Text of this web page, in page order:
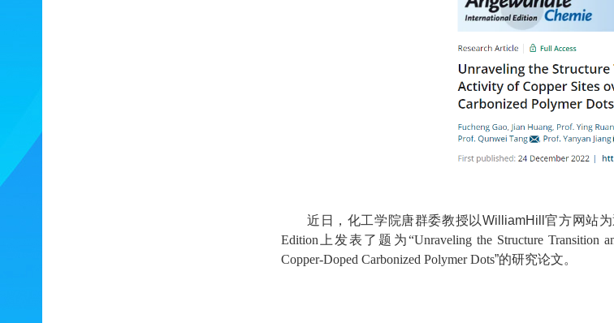
近日，化工学院唐群委教授以WilliamHill官方网站
Edition 上 发表了题为“Unraveling the Structure Transition
Copper-Doped Carbonized Polymer Dots”的研究论文。